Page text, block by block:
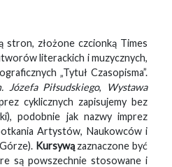
stron, złożone czcionką Times
literackich i muzycznych,
„Tytuł Czasopisma”.
Józefa Piłsudskiego,
Wystawa
cyklicznych zapisujemy bez
podobnie jak nazwy imprez
Artystów, Naukowców i
Kursywązaznaczone być
są powszechnie stosowane i